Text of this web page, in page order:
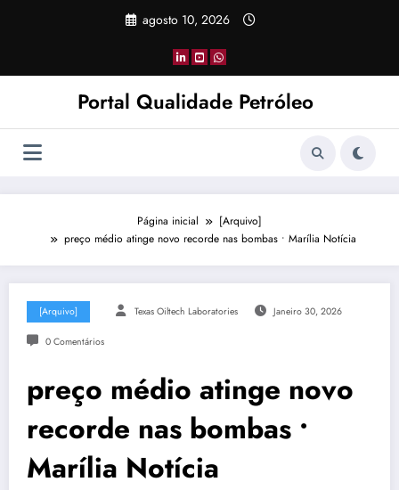
agosto 10, 2026
Portal Qualidade Petróleo
Página inicial
[Arquivo]
preço médio atinge novo recorde nas bombas • Marília Notícia
[Arquivo] Texas Oiltech Laboratories Janeiro 30, 2026
0 Comentários
preço médio atinge novo
recorde nas bombas •
Marília Notícia